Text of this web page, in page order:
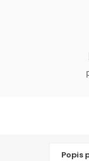
Popis